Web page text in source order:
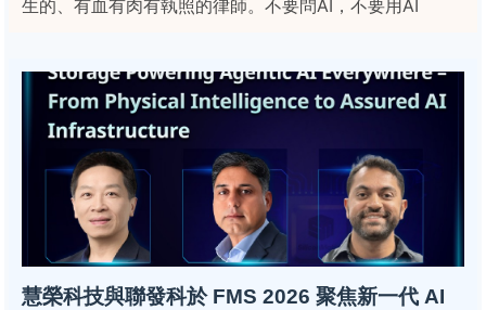
生的、有血有肉有執照的律師。不要問AI，不要用AI
慧榮科技與聯發科於 FMS 2026 聚焦新一代 AI